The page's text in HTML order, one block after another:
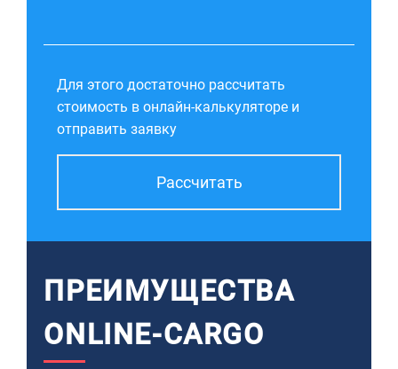
Для этого достаточно рассчитать
стоимость в онлайн-калькуляторе и
отправить заявку
Рассчитать
ПРЕИМУЩЕСТВА
ONLINE-CARGO